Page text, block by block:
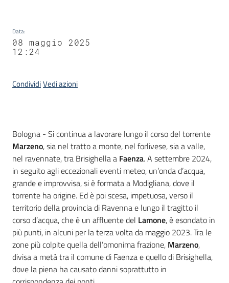
Data:
08 maggio 2025
12:24
CondividiVedi azioni
Contenuto
Bologna - Si continua a lavorare lungo il corso del torrente
Marzeno, sia nel tratto a monte, nel forlivese, sia a valle,
nel ravennate, tra Brisighella a Faenza. A settembre 2024,
in seguito agli eccezionali eventi meteo, un’onda d’acqua,
grande e improvvisa, si è formata a Modigliana, dove il
torrente ha origine. Ed è poi scesa, impetuosa, verso il
territorio della provincia di Ravenna e lungo il tragitto il
corso d’acqua, che è un affluente del Lamone, è esondato in
più punti, in alcuni per la terza volta da maggio 2023. Tra le
zone più colpite quella dell’omonima frazione, Marzeno,
divisa a metà tra il comune di Faenza e quello di Brisighella,
dove la piena ha causato danni soprattutto in